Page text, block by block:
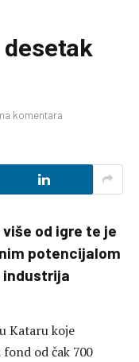
komentara
od igre te je
potencijalom
industrija
Kataru koje
od čak 700